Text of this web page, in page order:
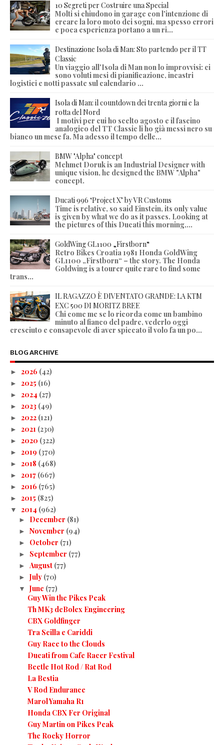
10 Segreti per Costruire una Special
Molti si chiudono in garage con l'intenzione di
creare la loro moto dei sogni, ma spesso errori
e poca esperienza portano a un ri...
Destinazione Isola di Man: Sto partendo per il TT
Classic
Un viaggio all'Isola di Man non lo improvvisi: ci
sono voluti mesi di pianificazione, incastri
logistici e notti passate sul calendario ...
Isola di Man: il countdown dei trenta giorni e la
rotta del Nord
I motivi per cui ho scelto agosto e il fascino
analogico del TT Classic li ho già messi nero su
bianco un mese fa. Ma adesso il tempo delle...
BMW "Alpha" concept
Mehmet Doruk is an Industrial Designer with
unique vision, he designed the BMW "Alpha"
concept.
Ducati 996 ‘Project X’ by VR Customs
Time is relative, so said Einstein, its only value
is given by what we do as it passes. Looking at
the pictures of this Ducati this morning,...
GoldWing GL1100 „Firstborn“
Retro Bikes Croatia 1981 Honda GoldWing
GL1100 „Firstborn“ – the story. The Honda
Goldwing is a tourer quite rare to find some
trans...
IL RAGAZZO È DIVENTATO GRANDE: LA KTM
EXC 500 DI MORITZ BREE
Chi come me se lo ricorda come un bambino
minuto al fianco del padre, vederlo oggi
cresciuto e consapevole di aver spiccato il volo fa un po...
BLOG ARCHIVE
► 2026 (42)
► 2025 (16)
► 2024 (27)
► 2023 (49)
► 2022 (121)
► 2021 (230)
► 2020 (322)
► 2019 (370)
► 2018 (468)
► 2017 (667)
► 2016 (765)
► 2015 (825)
▼ 2014 (962)
► December (81)
► November (94)
► October (71)
► September (77)
► August (77)
► July (70)
▼ June (77)
Guy Win the Pikes Peak
Th MK3 deBolex Engineering
CBX Goldfinger
Tra Scilla e Cariddi
Guy Race to the Clouds
Ducati from Cafe Racer Festival
Beetle Hot Rod / Rat Rod
La Bestia
V Rod Endurance
Marol Yamaha R1
Honda CBX Fcr Original
Guy Martin on Pikes Peak
The Rocky Horror